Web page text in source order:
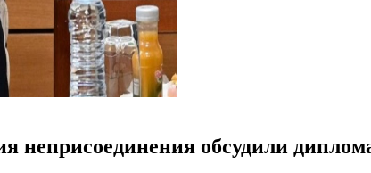
неприсоединения обсудили